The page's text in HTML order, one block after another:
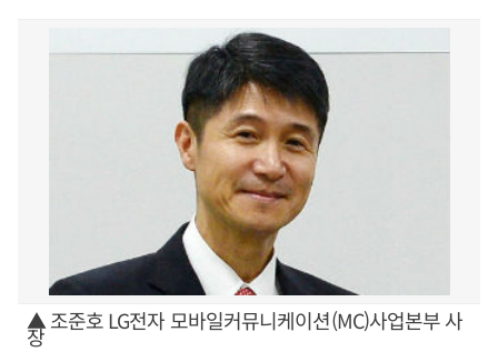
▲ 조준호 LG전자 모바일커뮤니케이션(MC)사업본부 사
장